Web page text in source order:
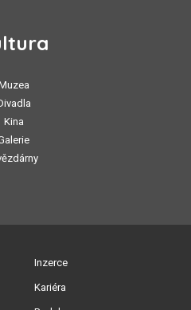
Kina
Inzerce
Kariéra